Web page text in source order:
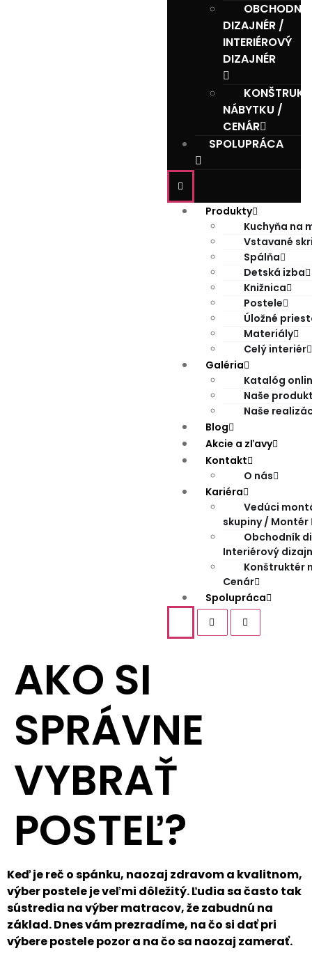
DIZAJNÉR /
INTERIÉROVÝ
DIZAJNÉR
NÁBYTKU /
CENÁR
SPOLUPRÁCA
Produkty
Kuchyňa na
Vstavané
Spálňa
Detská izba
Knižnica
Postele
Úložné
Materiály
Celý interiér
Galéria
Katalóg
Naše
Naše
Blog
Akcie a zľavy
Kontakt
O nás
Kariéra
Vedúci
skupiny / Montér
Obchodník
Interiérový
Konštruktér
Cenár
Spolupráca
AKO SI
SPRÁVNE
VYBRAŤ
POSTEĽ?
Keď je reč o spánku, naozaj zdravom a kvalitnom,
výber postele je veľmi dôležitý. Ľudia sa často tak
sústredia na výber matracov, že zabudnú na
základ. Dnes vám prezradíme, na čo si dať pri
výbere postele pozor a na čo sa naozaj zamerať.